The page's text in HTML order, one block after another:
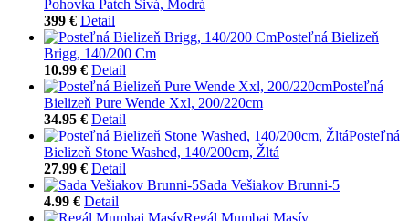
Pohovka Patch Sivá, Modrá
399 € Detail
Posteľná Bielizeň
Brigg, 140/200 Cm
10.99 € Detail
Posteľná
Bielizeň Pure Wende Xxl, 200/220cm
34.95 € Detail
Posteľná
Bielizeň Stone Washed, 140/200cm, Žltá
27.99 € Detail
Sada Vešiakov Brunni-5
4.99 € Detail
Regál Mumbai Masív